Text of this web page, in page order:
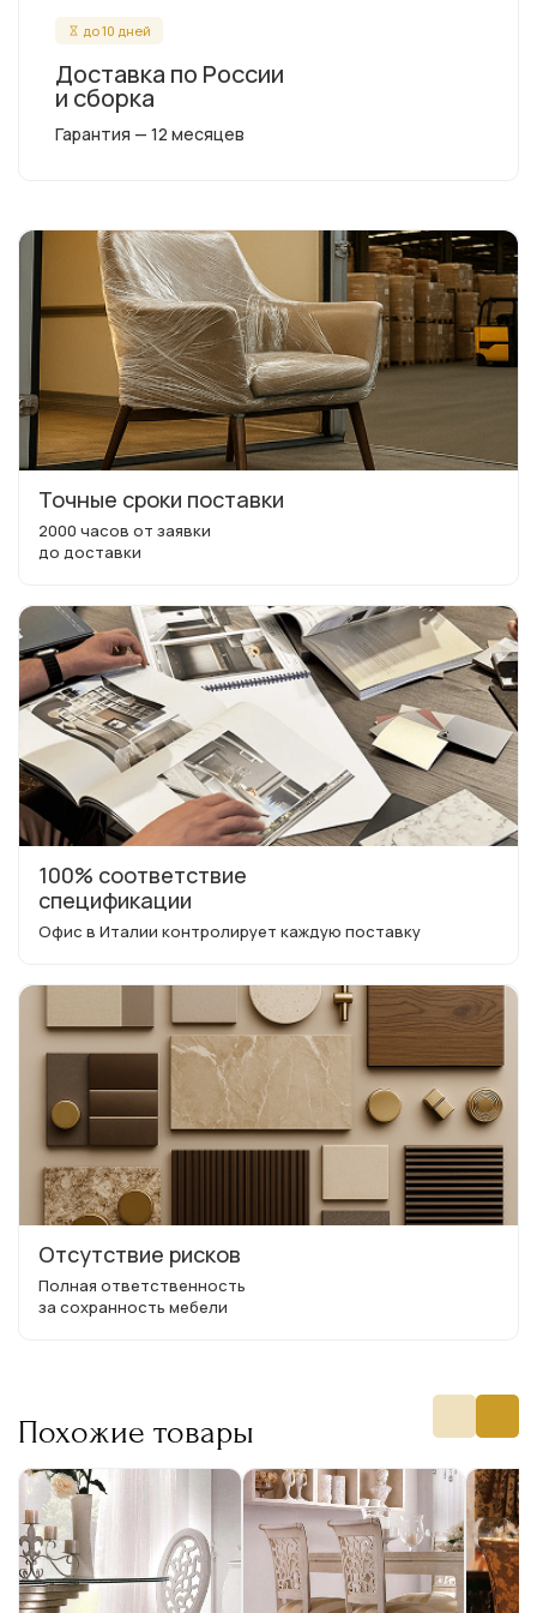
до 10 дней
Доставка по России
и сборка
Гарантия — 12 месяцев
Точные сроки поставки
2000 часов от заявки
до доставки
100% соответствие
спецификации
Офис в Италии контролирует каждую поставку
Отсутствие рисков
Полная ответственность
за сохранность мебели
Похожие товары